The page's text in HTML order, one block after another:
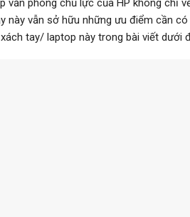
văn phòng chủ lực của HP không chỉ
này vẫn sở hữu những ưu điểm cần
tay/ laptop này trong bài viết dưới